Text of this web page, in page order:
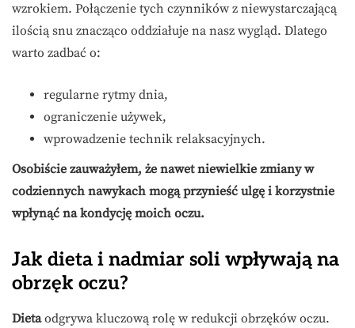
wzrokiem. Połączenie tych czynników z niewystarczającą
ilością snu znacząco oddziałuje na nasz wygląd. Dlatego
warto zadbać o:
regularne rytmy dnia,
ograniczenie używek,
wprowadzenie technik relaksacyjnych.
Osobiście zauważyłem, że nawet niewielkie zmiany w
codziennych nawykach mogą przynieść ulgę i korzystnie
wpłynąć na kondycję moich oczu.
Jak dieta i nadmiar soli wpływają na
obrzęk oczu?
Dietaodgrywa kluczową rolę w redukcji obrzęków oczu.